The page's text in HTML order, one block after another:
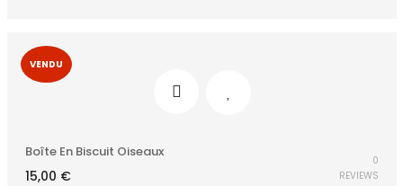
VENDU
Boîte En Biscuit Oiseaux
15,00 €
0
REVIEWS